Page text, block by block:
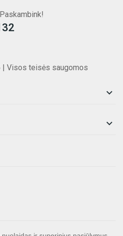
| Visos teisės saugomos

